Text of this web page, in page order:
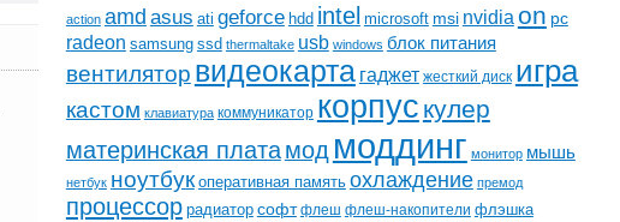
action amd asus ati geforce hdd intel microsoft msi nvidia on pc
radeon samsung ssd thermaltake usb windows блок питания
вентилятор видеокарта гаджет жесткий диск игра
кастом клавиатура коммуникатор корпус кулер
материнская платамод моддинг монитор мышь
нетбук ноутбук оперативная память охлаждение премод
процессор радиатор софт флеш флеш-накопители флэшка